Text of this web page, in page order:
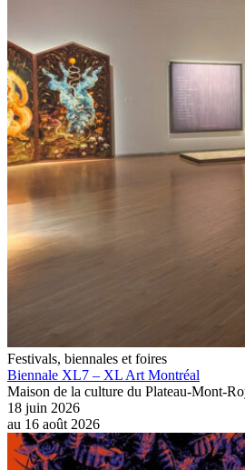
Festivals, biennales et foires
Biennale XL7 – XL Art Montréal
Maison de la culture du Plateau-Mont-
18 juin 2026
au 16 août 2026